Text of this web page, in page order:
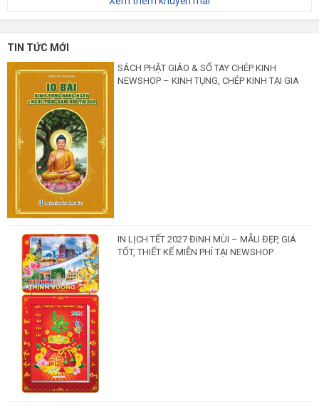
TIN TỨC MỚI
SÁCH PHẬT GIÁO & SỔ TAY CHÉP KINH
NEWSHOP – KINH TỤNG, CHÉP KINH TẠI GIA
IN LỊCH TẾT 2027 ĐINH MÙI – MẪU ĐẸP, GIÁ
TỐT, THIẾT KẾ MIỄN PHÍ TẠI NEWSHOP